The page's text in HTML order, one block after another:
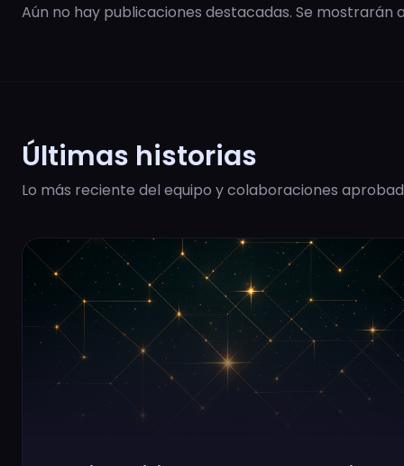
Aún no hay publicaciones destacadas. Se
Últimas historias
Lo más reciente del equipo y colaboraciones